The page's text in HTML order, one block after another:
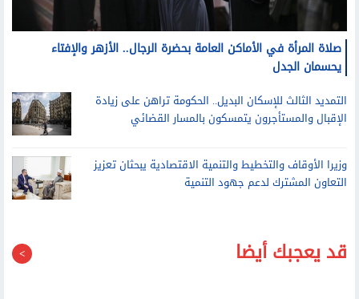
التمديد الثالث للإسكان البديل.. الحكومة تراهن على زيادة
الإقبال والمستأجرون يتمسكون بالمسار القضائي
وزيرا الأوقاف والتخطيط والتنمية الاقتصادية يبحثان تعزيز
التعاون المشترك لدعم جهود التنمية
قد يعجبك أيضا